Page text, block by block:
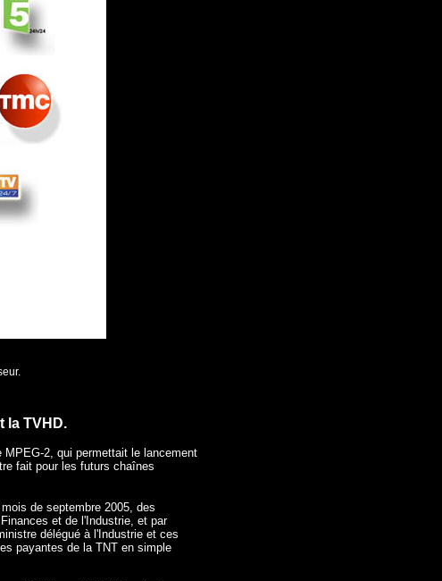
la TVHD.
2, qui permettait le lancement
fait pour les futurs chaînes
de septembre 2005, des
et de l'Industrie, et par
délégué à l'Industrie et ces
payantes de la TNT en simple